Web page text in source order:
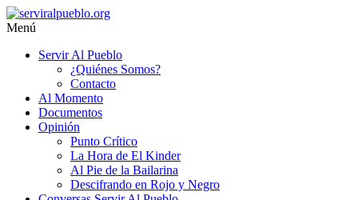
Saltar
al
#SomosServirAlPueblo
Menú
Servir Al Pueblo
¿Quiénes Somos?
Contacto
Al Momento
Documentos
Opinión
Punto Crítico
La Hora de El Kinder
Al Pie de la Bailarina
Descifrando en Rojo y Negro